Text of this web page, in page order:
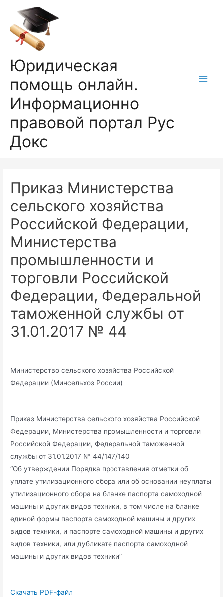
содержимому
Юридическая
помощь онлайн.
Информационно
правовой портал Рус
Докс
Приказ Министерства
сельского хозяйства
Российской Федерации,
Министерства
промышленности и
торговли Российской
Федерации, Федеральной
таможенной службы от
31.01.2017 № 44
Министерство сельского хозяйства Российской
Федерации (Минсельхоз России)
Приказ Министерства сельского хозяйства Российской
Федерации, Министерства промышленности и торговли
Российской Федерации, Федеральной таможенной
службы от 31.01.2017 № 44/147/140
“Об утверждении Порядка проставления отметки об
уплате утилизационного сбора или об основании неуплаты
утилизационного сбора на бланке паспорта самоходной
машины и других видов техники, в том числе на бланке
единой формы паспорта самоходной машины и других
видов техники, и паспорте самоходной машины и других
видов техники, или дубликате паспорта самоходной
машины и других видов техники”
Скачать PDF-файл